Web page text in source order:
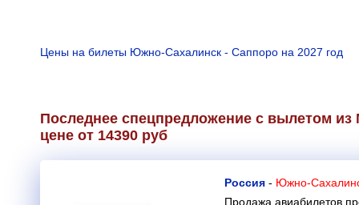
Цены на билеты Южно-Сахалинск - Саппоро на 2027 год
Последнее спецпредложение с вылетом
цене от 14390 руб
Россия - Южно-
Продажа авиабилетов